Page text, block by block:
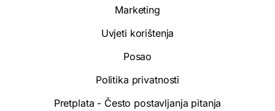
Marketing
Uvjeti korištenja
Posao
Politika privatnosti
Pretplata - Često postavljanja pitanja